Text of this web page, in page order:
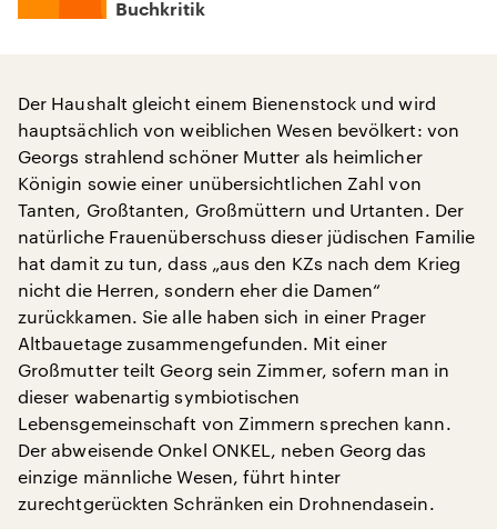
Buchkritik
Der Haushalt gleicht einem Bienenstock und wird
hauptsächlich von weiblichen Wesen bevölkert: von
Georgs strahlend schöner Mutter als heimlicher
Königin sowie einer unübersichtlichen Zahl von
Tanten, Großtanten, Großmüttern und Urtanten. Der
natürliche Frauenüberschuss dieser jüdischen Familie
hat damit zu tun, dass „aus den KZs nach dem Krieg
nicht die Herren, sondern eher die Damen“
zurückkamen. Sie alle haben sich in einer Prager
Altbauetage zusammengefunden. Mit einer
Großmutter teilt Georg sein Zimmer, sofern man in
dieser wabenartig symbiotischen
Lebensgemeinschaft von Zimmern sprechen kann.
Der abweisende Onkel ONKEL, neben Georg das
einzige männliche Wesen, führt hinter
zurechtgerückten Schränken ein Drohnendasein.